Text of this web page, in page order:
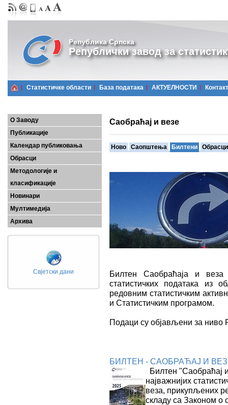
Република Српска
Републички завод за
Статистичке области Базa података АКТУЕЛНОСТИ Контакт
О Заводу
Публикације
Календар публиковања
Обрасци
Методологије и
класификације
Новинари
Мултимедија
Архива
Свјетски дани
Саобраћај и везе
Ново Саопштења Билтени Обрасци
Билтен Саобраћаја и веза
статистичких података из
редовним статистичким
и Статистичким програмом.
Подаци су објављени за ниво
БИЛТЕН - САОБРАЋАЈ И
Билтен "Саобраћај
најважнијих
веза, прикупљених
складу са Законом о